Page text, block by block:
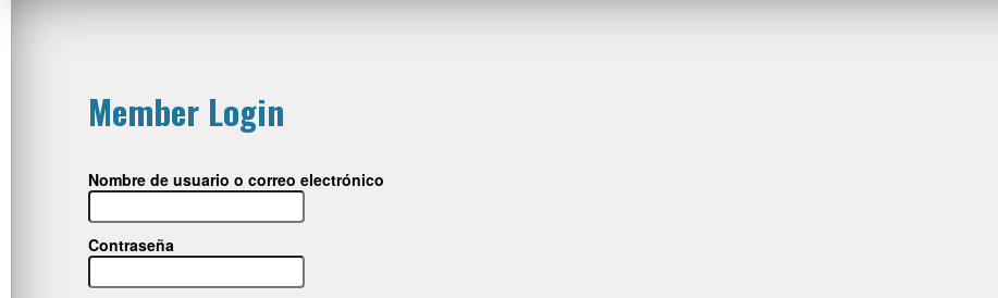
Member Login
Nombre de usuario o correo electrónico
Contraseña